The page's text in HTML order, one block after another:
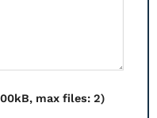
max files: 2)